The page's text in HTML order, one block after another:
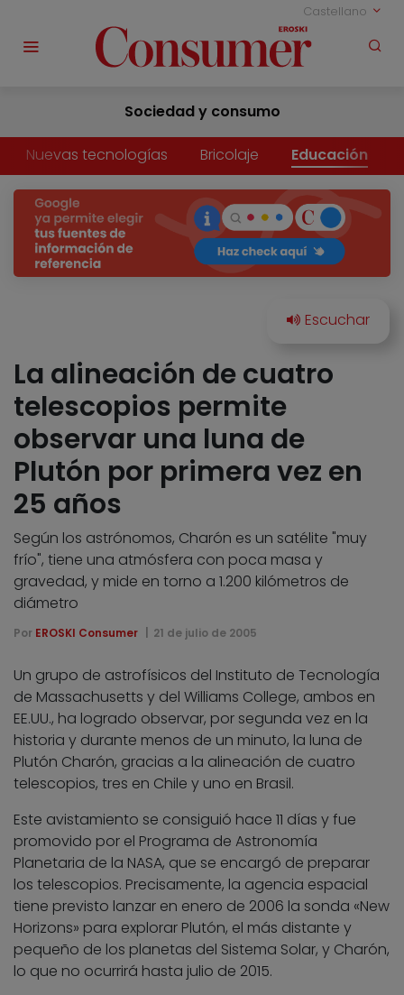
Castellano
Sociedad y consumo
Nuevas tecnologías Bricolaje Educación
La alineación de cuatro
telescopios permite
observar una luna de
Plutón por primera vez en
25 años
Según los astrónomos, Charón es un satélite "muy
frío", tiene una atmósfera con poca masa y
gravedad, y mide en torno a 1.200 kilómetros de
diámetro
Por EROSKI Consumer 21 de julio de 2005
Un grupo de astrofísicos del Instituto de Tecnología
de Massachusetts y del Williams College, ambos en
EE.UU., ha logrado observar, por segunda vez en la
historia y durante menos de un minuto, la luna de
Plutón Charón, gracias a la alineación de cuatro
telescopios, tres en Chile y uno en Brasil.
Este avistamiento se consiguió hace 11 días y fue
promovido por el Programa de Astronomía
Planetaria de la NASA, que se encargó de preparar
los telescopios. Precisamente, la agencia espacial
tiene previsto lanzar en enero de 2006 la sonda «New
Horizons» para explorar Plutón, el más distante y
pequeño de los planetas del Sistema Solar, y Charón,
lo que no ocurrirá hasta julio de 2015.